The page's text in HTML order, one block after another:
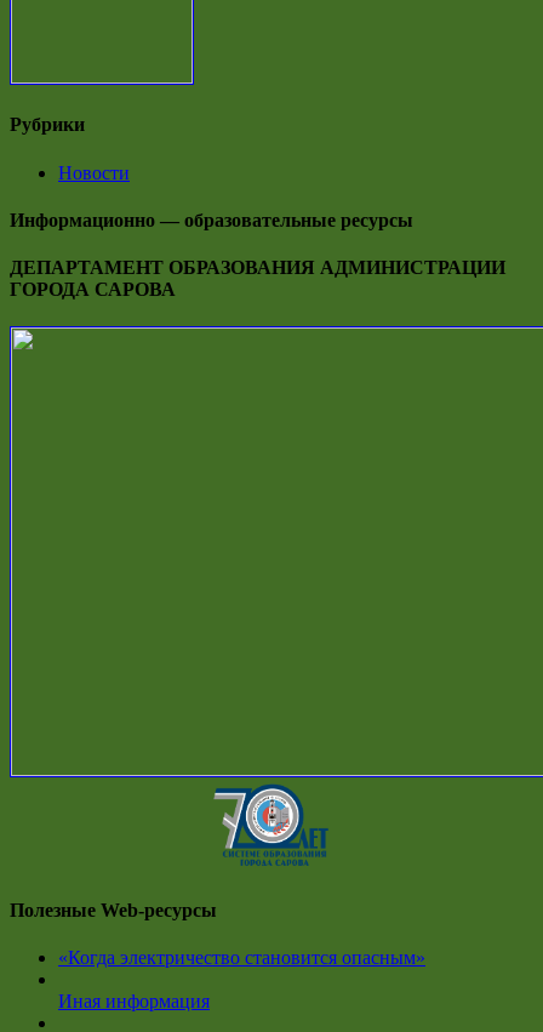
Рубрики
Новости
Информационно — образовательные ресурсы
ДЕПАРТАМЕНТ ОБРАЗОВАНИЯ АДМИНИСТРАЦИИ
ГОРОДА САРОВА
Полезные Web-ресурсы
«Когда электричество становится опасным»
Иная информация